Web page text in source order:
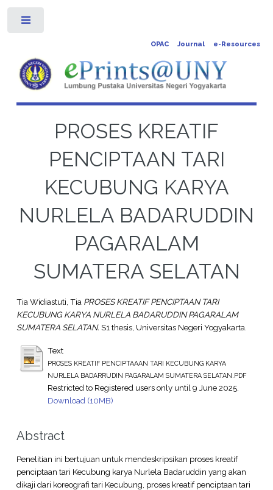
OPAC Journal e-Resources
PROSES KREATIF
PENCIPTAAN TARI
KECUBUNG KARYA
NURLELA BADARUDDIN
PAGARALAM
SUMATERA SELATAN
Tia Widiastuti, Tia PROSES KREATIF PENCIPTAAN TARI
KECUBUNG KARYA NURLELA BADARUDDIN PAGARALAM
SUMATERA SELATAN. S1 thesis, Universitas Negeri Yogyakarta.
Text
PROSES KREATIF PENCIPTAAAN TARI KECUBUNG KARYA
NURLELA BADARRUDIN PAGARALAM SUMATERA SELATAN.PDF
Restricted to Registered users only until 9 June 2025.
Download (10MB)
Abstract
Penelitian ini bertujuan untuk mendeskripsikan proses kreatif
penciptaan tari Kecubung karya Nurlela Badaruddin yang akan
dikaji dari koreografi tari Kecubung, proses kreatif penciptaan tari